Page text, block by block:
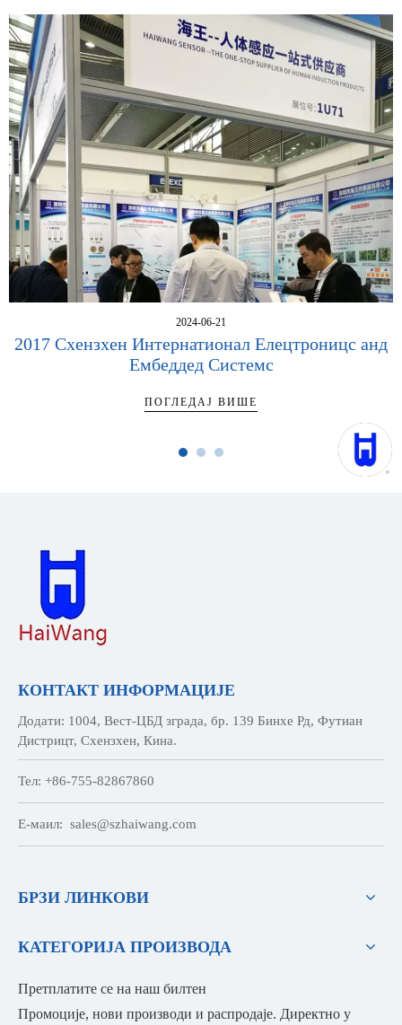
2024-06-21
2017 Схензхен Интернатионал Елецтроницс анд
Ембеддед Системс
ПОГЛЕДАЈ ВИШЕ
КОНТАКТ ИНФОРМАЦИЈЕ
Додати: 1004, Вест-ЦБД зграда, бр. 139 Бинхе Рд, Футиан
Дистрицт, Схензхен, Кина.
Тел: +86-755-82867860
Е-маил: sales@szhaiwang.com
БРЗИ ЛИНКОВИ
КАТЕГОРИЈА ПРОИЗВОДА
Претплатите се на наш билтен
Промоције, нови производи и распродаје. Директно у